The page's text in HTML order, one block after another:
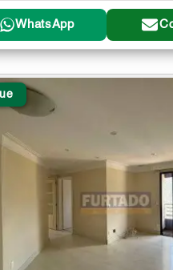
WhatsApp